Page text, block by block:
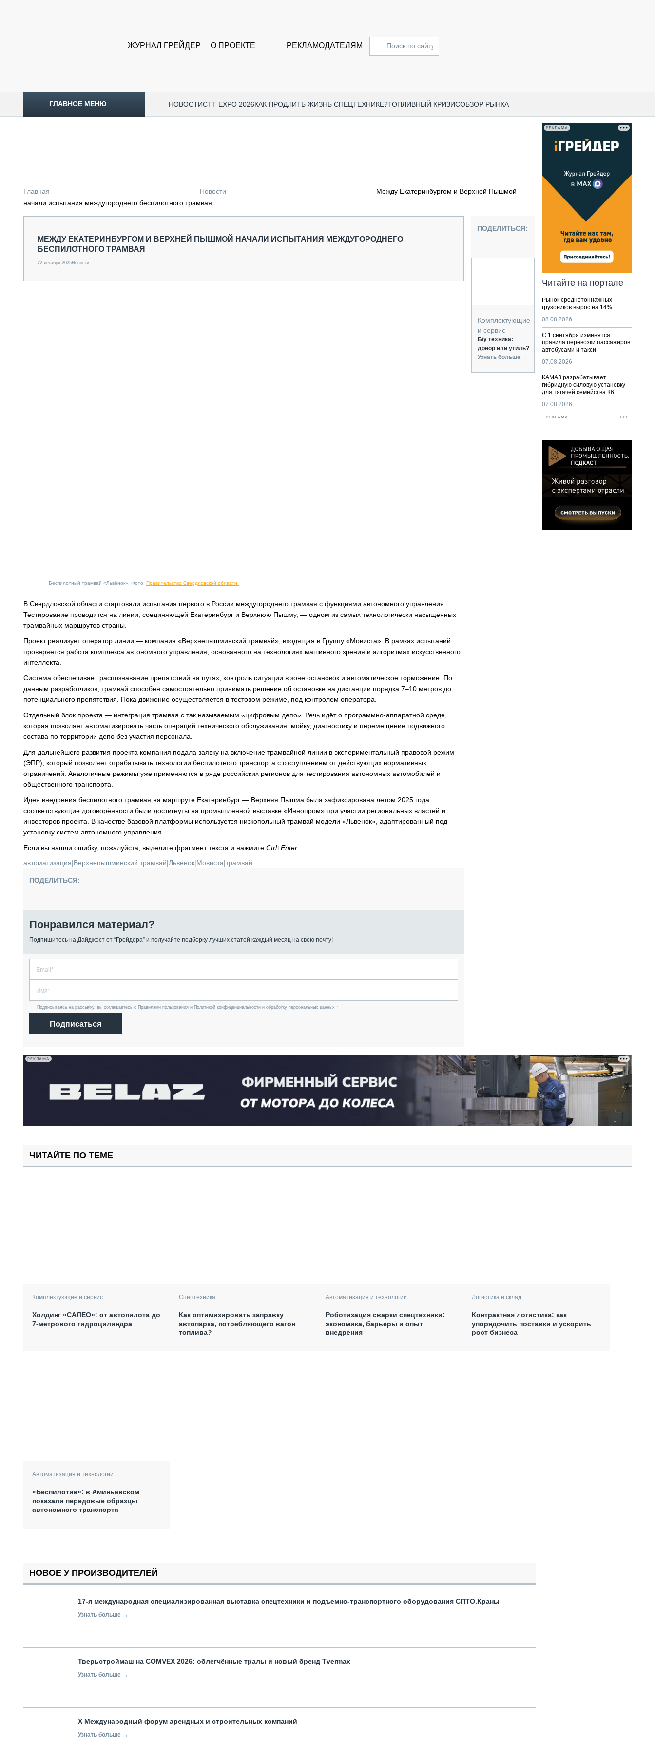
ЖУРНАЛ ГРЕЙДЕР О ПРОЕКТЕ РЕКЛАМОДАТЕЛЯМ
ГЛАВНОЕ МЕНЮ НОВОСТИCTT EXPO 2026КАК ПРОДЛИТЬ ЖИЗНЬ СПЕЦТЕХНИКЕ?ТОПЛИВНЫЙ КРИЗИСОБЗОР РЫНКА
ОБЗОР РЫНКА
ГРУЗОПЕРЕВОЗКИ
ФИНАНСЫ, ЛИЗИНГ, СТРАХОВАНИЕ
ТЕХНИКА КРУПНЫМ ПЛАНОМ
ТЕХНОЛОГИИ
ПОДЪЁМНАЯ ТЕХНИКА
ПАССАЖИРСКИЙ ТРАНСПОРТ
Главная Новости
Между Екатеринбургом и Верхней Пышмой
начали испытания междугороднего беспилотного трамвая
МЕЖДУ ЕКАТЕРИНБУРГОМ И ВЕРХНЕЙ ПЫШМОЙ НАЧАЛИ ИСПЫТАНИЯ МЕЖДУГОРОДНЕГО
БЕСПИЛОТНОГО ТРАМВАЯ
22 декабря 2025Новости
Беспилотный трамвай «Львёнок». Фото: Правительство Свердловской области.
В Свердловской области стартовали испытания первого в России междугороднего трамвая с функциями автономного управления.
Тестирование проводится на линии, соединяющей Екатеринбург и Верхнюю Пышму, — одном из самых технологически насыщенных
трамвайных маршрутов страны.
Проект реализует оператор линии — компания «Верхнепышминский трамвай», входящая в Группу «Мовиста». В рамках испытаний
проверяется работа комплекса автономного управления, основанного на технологиях машинного зрения и алгоритмах искусственного
интеллекта.
Система обеспечивает распознавание препятствий на путях, контроль ситуации в зоне остановок и автоматическое торможение. По
данным разработчиков, трамвай способен самостоятельно принимать решение об остановке на дистанции порядка 7–10 метров до
потенциального препятствия. Пока движение осуществляется в тестовом режиме, под контролем оператора.
Отдельный блок проекта — интеграция трамвая с так называемым «цифровым депо». Речь идёт о программно-аппаратной среде,
которая позволяет автоматизировать часть операций технического обслуживания: мойку, диагностику и перемещение подвижного
состава по территории депо без участия персонала.
Для дальнейшего развития проекта компания подала заявку на включение трамвайной линии в экспериментальный правовой режим
(ЭПР), который позволяет отрабатывать технологии беспилотного транспорта с отступлением от действующих нормативных
ограничений. Аналогичные режимы уже применяются в ряде российских регионов для тестирования автономных автомобилей и
общественного транспорта.
Идея внедрения беспилотного трамвая на маршруте Екатеринбург — Верхняя Пышма была зафиксирована летом 2025 года:
соответствующие договорённости были достигнуты на промышленной выставке «Иннопром» при участии региональных властей и
инвесторов проекта. В качестве базовой платформы используется низкопольный трамвай модели «Львенок», адаптированный под
установку систем автономного управления.
Если вы нашли ошибку, пожалуйста, выделите фрагмент текста и нажмите Ctrl+Enter
автоматизация|Верхнепышминский трамвай|Львёнок|Мовиста|трамвай
ПОДЕЛИТЬСЯ:
Понравился материал?
Подпишитесь на Дайджест от “Грейдера” и получайте подборку лучших статей каждый месяц на свою почту!
Подписываясь на рассылку, вы соглашаетесь с Правилами пользования и Политикой конфиденциальности и обработку персональных данных *
Подписаться
ПОДЕЛИТЬСЯ:
Комплектующие
и сервис
Б/у техника:
донор или утиль?
Узнать больше →
РЕКЛАМА
Читайте на портале
Рынок среднетоннажных
грузовиков вырос на 14%
08.08.2026
С 1 сентября изменятся
правила перевозки пассажиров
автобусами и такси
07.08.2026
КАМАЗ разрабатывает
гибридную силовую установку
для тягачей семейства К6
07.08.2026
РЕКЛАМА
РЕКЛАМА
ЧИТАЙТЕ ПО ТЕМЕ
Комплектующие и сервис
Холдинг «САЛЕО»: от автопилота до
7-метрового гидроцилиндра
Спецтехника
Как оптимизировать заправку
автопарка, потребляющего вагон
топлива?
Автоматизация и технологии
Роботизация сварки спецтехники:
экономика, барьеры и опыт
внедрения
Логистика и склад
Контрактная логистика: как
упорядочить поставки и ускорить
рост бизнеса
Автоматизация и технологии
«Беспилотие»: в Аминьевском
показали передовые образцы
автономного транспорта
НОВОЕ У ПРОИЗВОДИТЕЛЕЙ
17-я международная специализированная выставка спецтехники и подъемно-транспортного оборудования СПТО.Краны
Узнать больше →
Тверьстроймаш на COMVEX 2026: облегчённые тралы и новый бренд Tvermax
Узнать больше →
X Международный форум арендных и строительных компаний
Узнать больше →